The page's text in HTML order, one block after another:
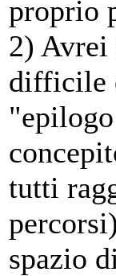
proprio
2) Avrei
difficile
tutti
spazio